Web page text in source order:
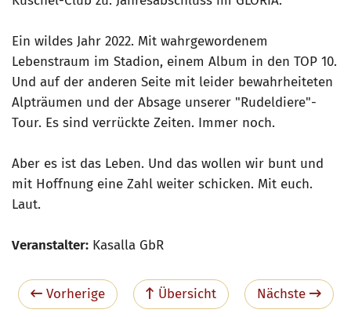
Ein wildes Jahr 2022. Mit wahrgewordenem
Lebenstraum im Stadion, einem Album in den TOP 10.
Und auf der anderen Seite mit leider bewahrheiteten
Alpträumen und der Absage unserer "Rudeldiere"-
Tour. Es sind verrückte Zeiten. Immer noch.
Aber es ist das Leben. Und das wollen wir bunt und
mit Hoffnung eine Zahl weiter schicken. Mit euch.
Laut.
Veranstalter: Kasalla GbR
Vorherige Übersicht Nächste